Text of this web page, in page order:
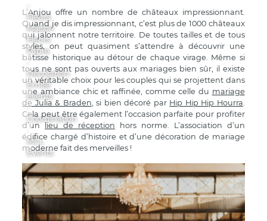
L’Anjou offre un nombre de châteaux impressionnant.
Quand je dis impressionnant, c’est plus de 1000 châteaux
qui jalonnent notre territoire. De toutes tailles et de tous
styles, on peut quasiment s’attendre à découvrir une
bâtisse historique au détour de chaque virage. Même si
tous ne sont pas ouverts aux mariages bien sûr, il existe
un véritable choix pour les couples qui se projettent dans
une ambiance chic et raffinée, comme celle du mariage
de Julia & Braden, si bien décoré par Hip Hip Hip Hourra.
Cela peut être également l’occasion parfaite pour profiter
d’un
lieu de réception hors norme. L’association d’un
édifice chargé d’histoire et d’une décoration de mariage
moderne fait des merveilles !
Fleurs:
Maison
Fleurs
Fabre
-
Décoration:
Emilie
events
-
Coordination
MCL
Events